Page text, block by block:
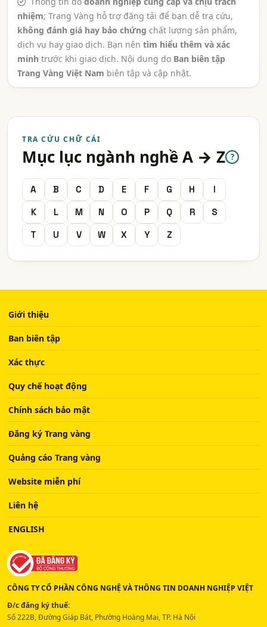
nhiệm; Trang Vàng hỗ trợ đăng tải để bạn dễ tra cứu,
không đánh giá hay bảo chứng chất lượng sản phẩm,
dịch vụ hay giao dịch. Bạn nên tìm hiểu thêm và xác
minh trước khi giao dịch. Nội dung do Ban biên tập
Trang Vàng Việt Nam biên tập và cập nhật.
TRA CỨU CHỮ CÁI
Mục lục ngành nghề A → Z ?
A B C D E F G H
I
K
L M N O P Q R
S
T
U V W X Y Z
Giới thiệu
Ban biên tập
Xác thực
Quy chế hoạt động
Chính sách bảo mật
Đăng ký Trang vàng
Quảng cáo Trang vàng
Website miễn phí
Liên hệ
ENGLISH
CÔNG TY CỔ PHẦN CÔNG NGHỆ VÀ THÔNG TIN DOANH NGHIỆP VIỆT
Đ/c đăng ký thuế:
Số 222B, Đường Giáp Bát, Phường Hoàng Mai, TP. Hà Nội